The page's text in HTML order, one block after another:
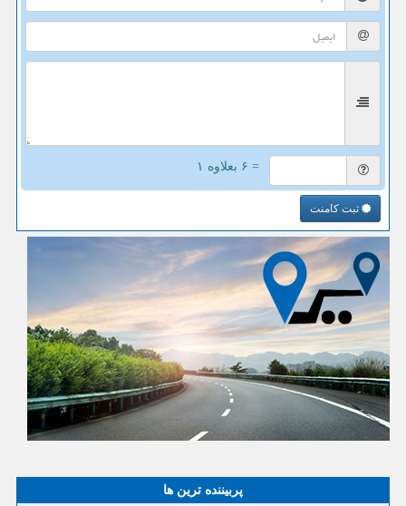
= ۶ بعلاوه ۱
ثبت کامنت
پربیننده ترین ها